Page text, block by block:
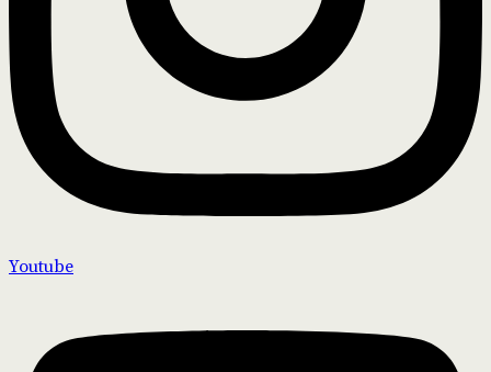
Youtube